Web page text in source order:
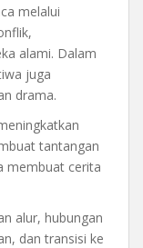
melalui
alami. Dalam
juga
drama.
tantangan
membuat cerita
alur, hubungan
dan transisi ke